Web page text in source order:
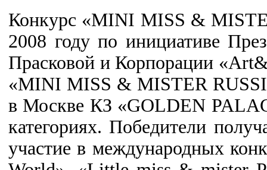
Конкурс «MINI MISS &
2008 году по инициативе
Прасковой и Корпорации
«MINI MISS & MISTER
в Москве КЗ «GOLDEN
категориях. Победители
участие в международных